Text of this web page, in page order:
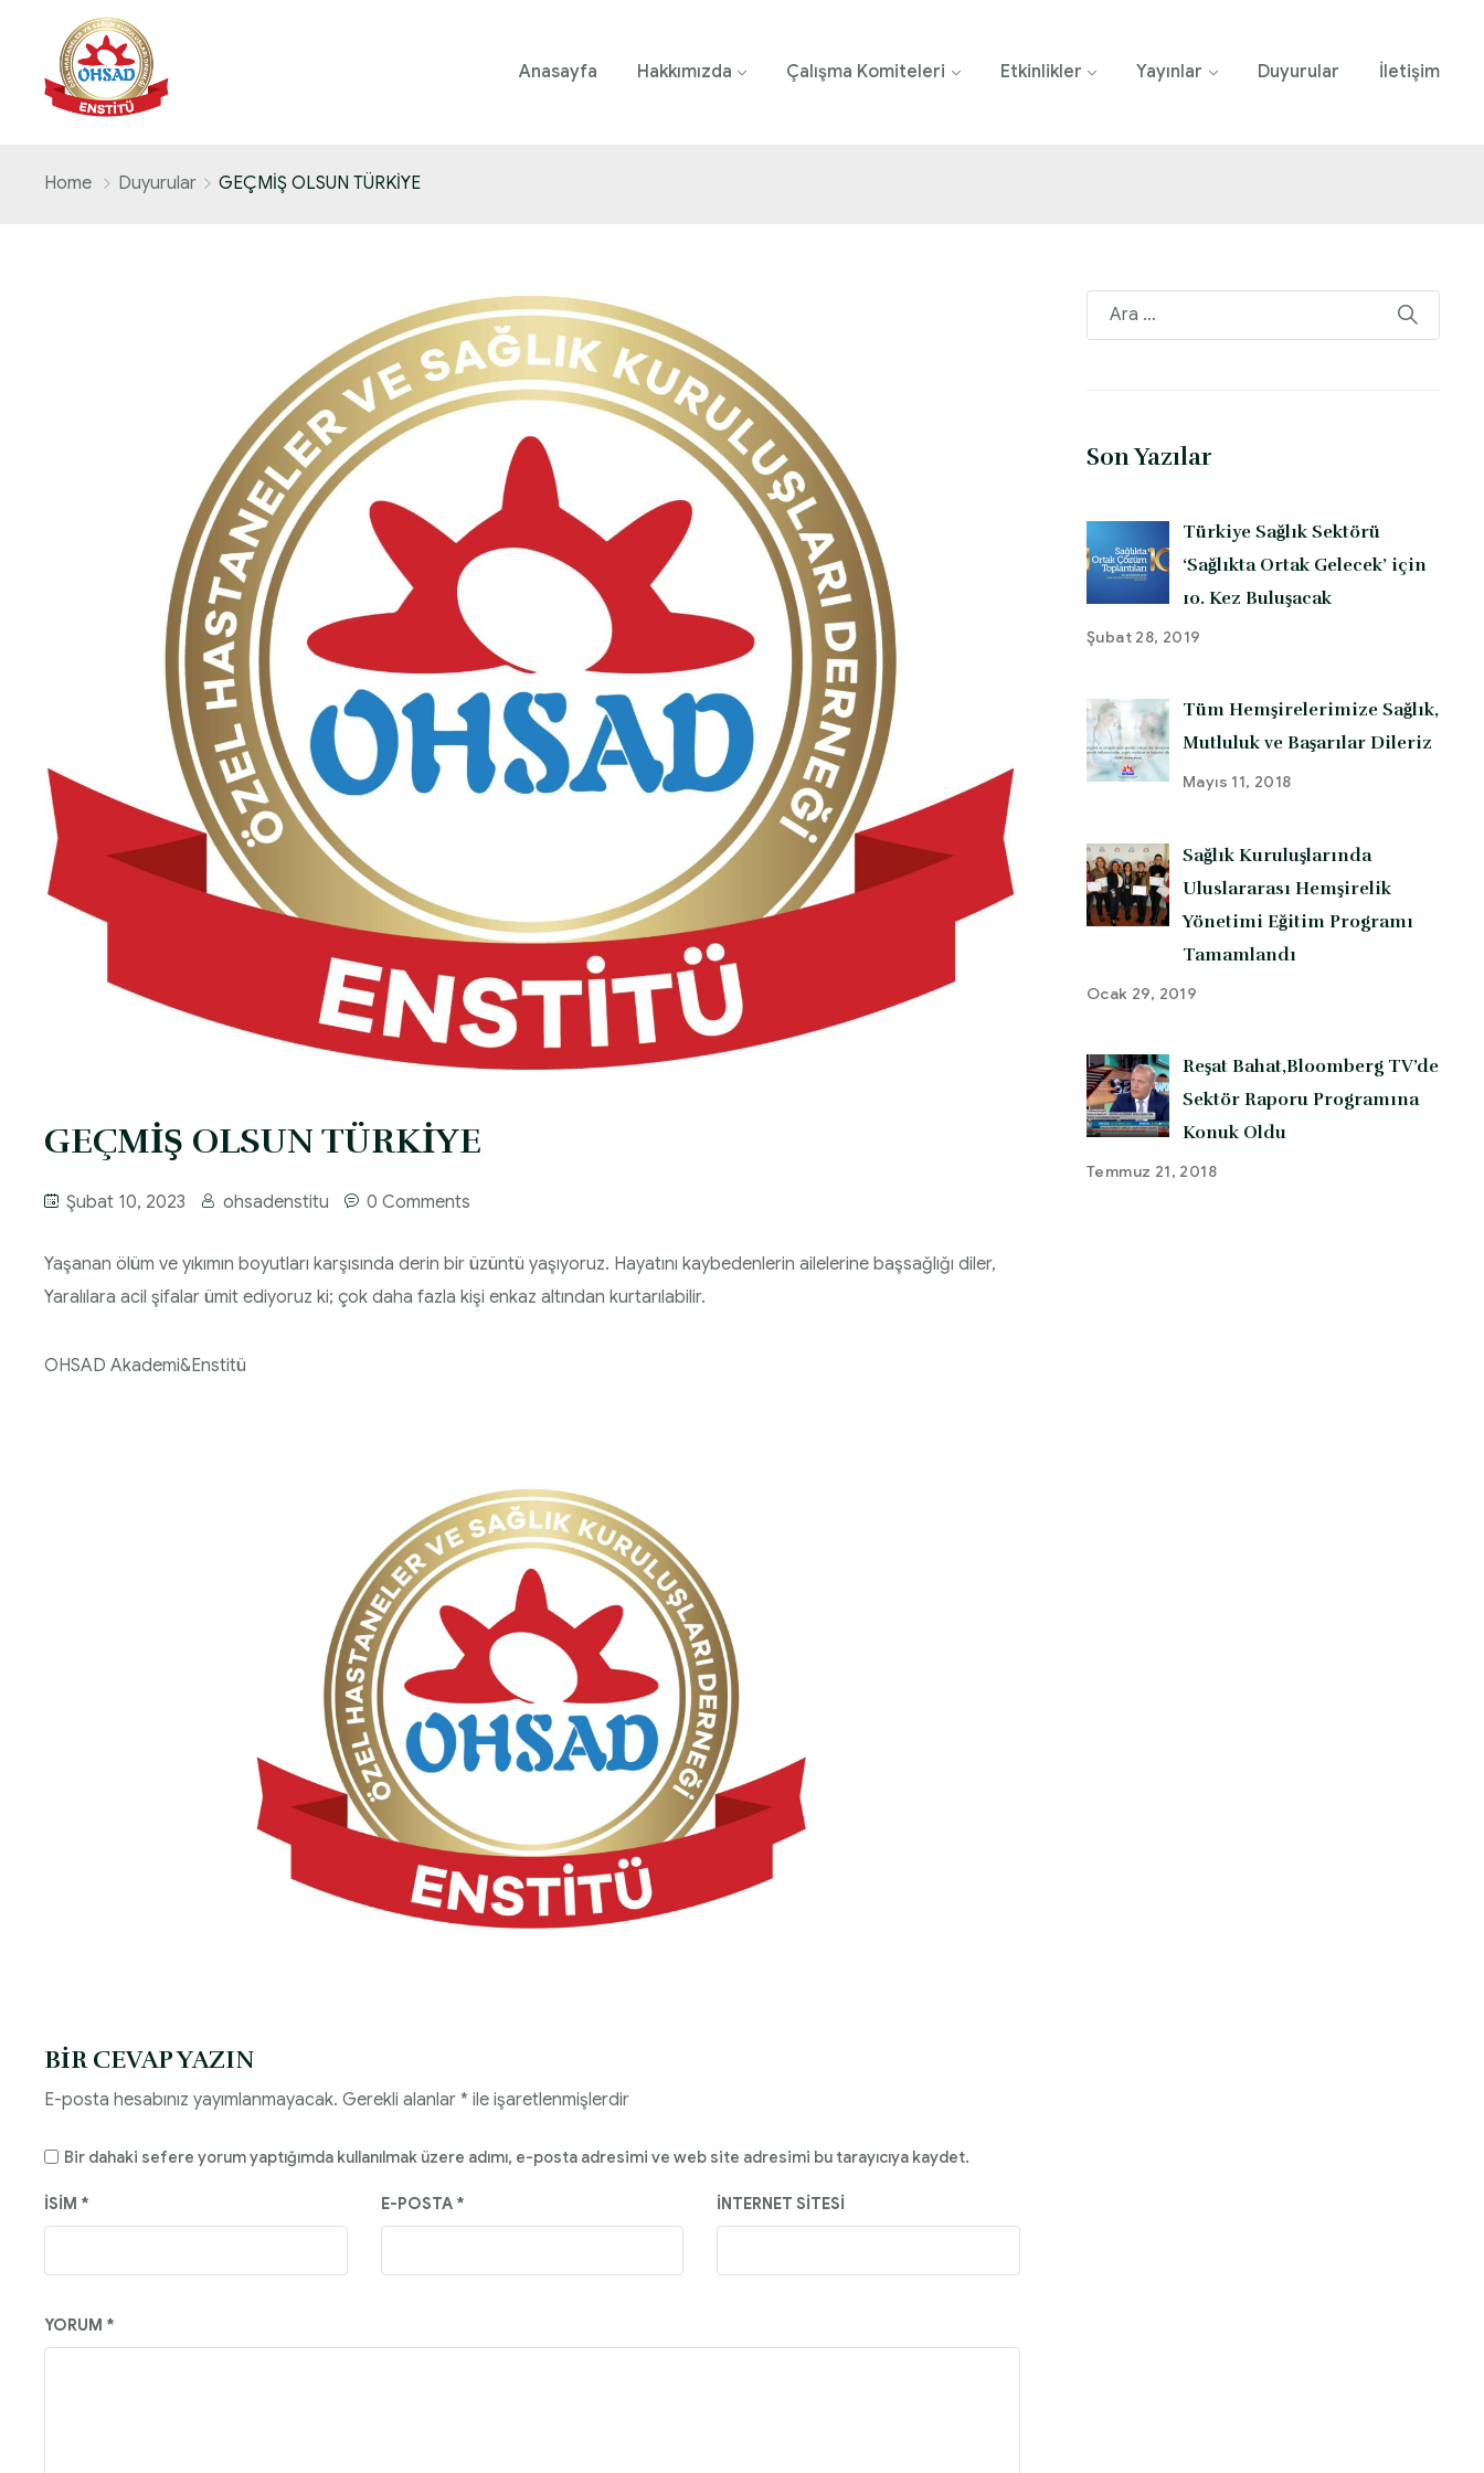
Anasayfa Hakkımızda Çalışma Komiteleri Etkinlikler Yayınlar Duyurular İletişim
Home Duyurular GEÇMİŞ OLSUN TÜRKİYE
GEÇMİŞ OLSUN TÜRKİYE
Şubat 10, 2023 ohsadenstitu 0 Comments
Yaşanan ölüm ve yıkımın boyutları karşısında derin bir üzüntü yaşıyoruz. Hayatını kaybedenlerin ailelerine başsağlığı diler,
Yaralılara acil şifalar ümit ediyoruz ki; çok daha fazla kişi enkaz altından kurtarılabilir.
OHSAD Akademi&Enstitü
BIR CEVAP YAZIN
E-posta hesabınız yayımlanmayacak. Gerekli alanlar * ile işaretlenmişlerdir
YORUM *
İSIM * E-POSTA * İNTERNET SITESI
Bir dahaki sefere yorum yaptığımda kullanılmak üzere adımı, e-posta adresimi ve web site adresimi bu tarayıcıya kaydet.
Son Yazılar
Türkiye Sağlık Sektörü
‘Sağlıkta Ortak Gelecek’ için
10. Kez Buluşacak
Şubat 28, 2019
Tüm Hemşirelerimize Sağlık,
Mutluluk ve Başarılar Dileriz
Mayıs 11, 2018
Sağlık Kuruluşlarında
Uluslararası Hemşirelik
Yönetimi Eğitim Programı
Tamamlandı
Ocak 29, 2019
Reşat Bahat,Bloomberg TV’de
Sektör Raporu Programına
Konuk Oldu
Temmuz 21, 2018